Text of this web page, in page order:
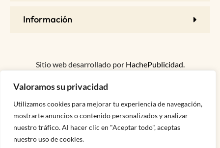
Valoramos su privacidad
Utilizamos cookies para mejorar tu experiencia de navegación,
mostrarte anuncios o contenido personalizados y analizar
nuestro tráfico. Al hacer clic en "Aceptar todo", aceptas
nuestro uso de cookies.
Información
Sitio web desarrollado por HachePublicidad.
© 2023 Todos los Derechos reservados
Someone purchased a
BRUMA DE PROTECCIÓN